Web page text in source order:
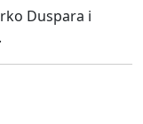
Duspara i